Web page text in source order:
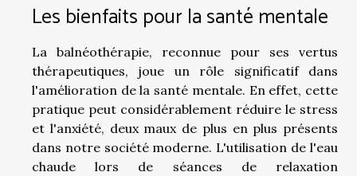
Les bienfaits pour la santé mentale
La balnéothérapie, reconnue pour ses vertus
thérapeutiques, joue un rôle significatif dans
l'amélioration de la santé mentale. En effet, cette
pratique peut considérablement réduire le stress
et l'anxiété, deux maux de plus en plus présents
dans notre société moderne. L'utilisation de l'eau
chaude lors de séances de relaxation